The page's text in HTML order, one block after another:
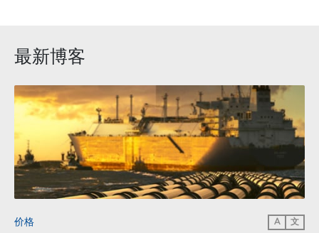
最新博客
价格 A 文